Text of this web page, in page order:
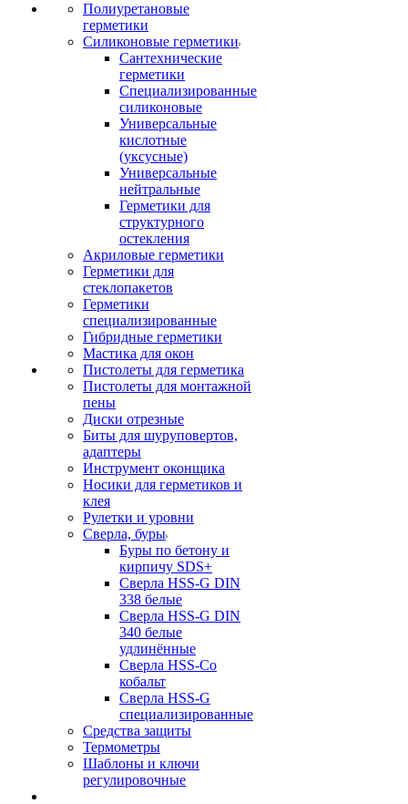
Полиуретановые
герметики
Силиконовые герметики
Сантехнические
герметики
Специализированные
силиконовые
Универсальные
кислотные
(уксусные)
Универсальные
нейтральные
Герметики для
структурного
остекления
Акриловые герметики
Герметики для
стеклопакетов
Герметики
специализированные
Гибридные герметики
Мастика для окон
Пистолеты для герметика
Пистолеты для монтажной
пены
Диски отрезные
Биты для шуруповертов,
адаптеры
Инструмент оконщика
Носики для герметиков и
клея
Рулетки и уровни
Сверла, буры
Буры по бетону и
кирпичу SDS+
Сверла HSS-G DIN
338 белые
Сверла HSS-G DIN
340 белые
удлинённые
Сверла HSS-Co
кобальт
Сверла HSS-G
специализированные
Средства защиты
Термометры
Шаблоны и ключи
регулировочные